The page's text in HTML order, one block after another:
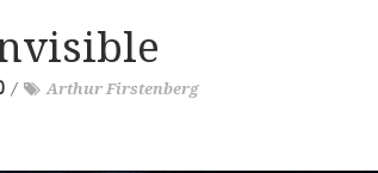
/ Arthur Firstenberg